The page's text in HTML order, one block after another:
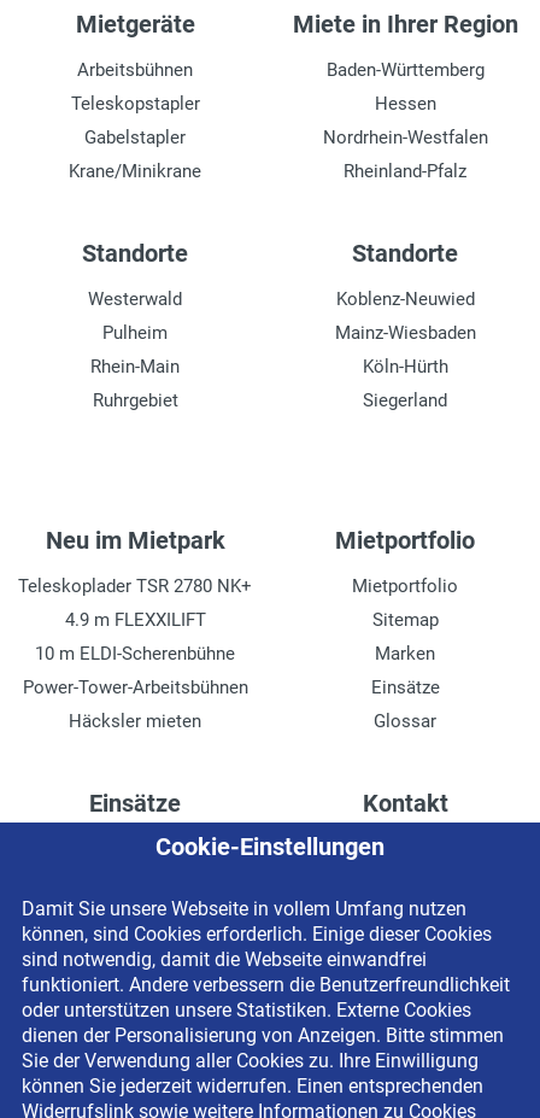
Mietgeräte
Arbeitsbühnen
Teleskopstapler
Gabelstapler
Krane/Minikrane
Miete in Ihrer Region
Baden-Württemberg
Hessen
Nordrhein-Westfalen
Rheinland-Pfalz
Standorte
Westerwald
Pulheim
Rhein-Main
Ruhrgebiet
Standorte
Koblenz-Neuwied
Mainz-Wiesbaden
Köln-Hürth
Siegerland
Neu im Mietpark
Teleskoplader TSR 2780 NK+
4.9 m FLEXXILIFT
10 m ELDI-Scherenbühne
Power-Tower-Arbeitsbühnen
Häcksler mieten
Mietportfolio
Mietportfolio
Sitemap
Marken
Einsätze
Glossar
Einsätze
Höhenzugang für
Drainage verlegen
Fassadenreinigung
Terrasse anlegen
Ladenbau
Kontakt
Kontaktformular
Impressum
Datenschutzerklärung
Newsletter-Anmeldung
Cookie-Einstellungen
Damit Sie unsere Webseite in vollem Umfang nutzen
können, sind Cookies erforderlich. Einige dieser Cookies
sind notwendig, damit die Webseite einwandfrei
funktioniert. Andere verbessern die Benutzerfreundlichkeit
oder unterstützen unsere Statistiken. Externe Cookies
dienen der Personalisierung von Anzeigen. Bitte stimmen
Sie der Verwendung aller Cookies zu. Ihre Einwilligung
können Sie jederzeit widerrufen. Einen entsprechenden
Widerrufslink sowie weitere Informationen zu Cookies